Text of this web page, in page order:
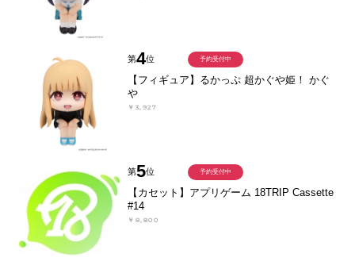
第4位
【フィギュア】るかっぷ 超かぐや姫！ かぐ
や
￥3,927
予約受付中
第5位
【カセット】アプリゲーム 18TRIP Cassette
#14
￥8,800
予約受付中